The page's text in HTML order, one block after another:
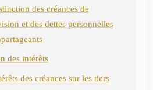
des créances de
et des dettes personnelles
des intérêts
des créances sur les tiers